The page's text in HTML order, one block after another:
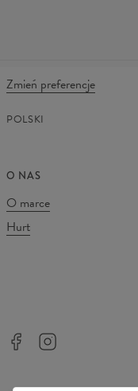
Zmień preferencje
POLSKI
O NAS
O marce
Hurt